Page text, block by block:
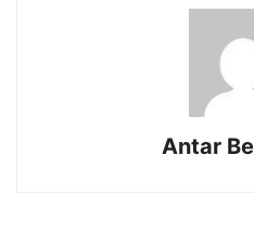
Antar